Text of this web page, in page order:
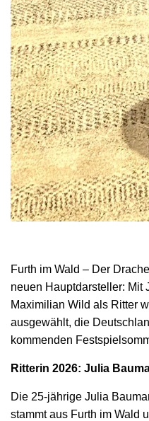
Furth im Wald – Der
neuen Hauptdarsteller: Mit
Maximilian Wild als Ritter
ausgewählt, die
kommenden
Ritterin 2026: Julia
Die 25-jährige Julia
stammt aus Furth im Wald